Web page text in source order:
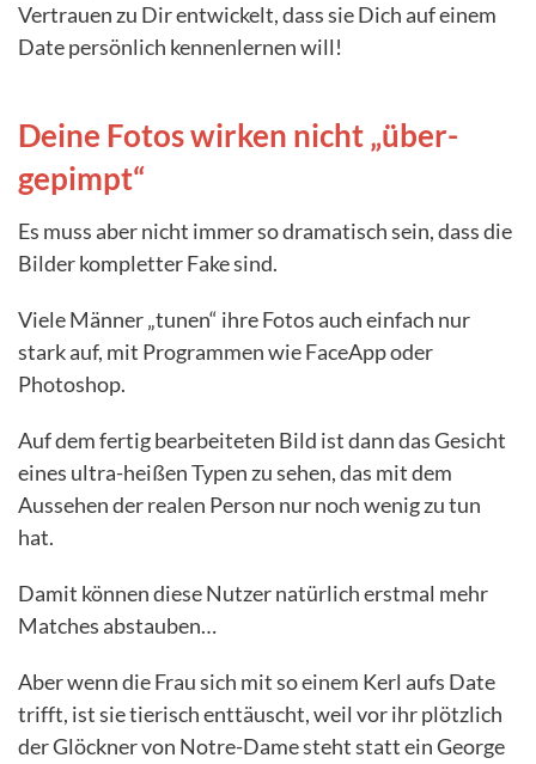
Vertrauen zu Dir entwickelt, dass sie Dich auf einem
Date persönlich kennenlernen will!
Deine Fotos wirken nicht „über-
gepimpt“
Es muss aber nicht immer so dramatisch sein, dass die
Bilder kompletter Fake sind.
Viele Männer „tunen“ ihre Fotos auch einfach nur
stark auf, mit Programmen wie FaceApp oder
Photoshop.
Auf dem fertig bearbeiteten Bild ist dann das Gesicht
eines ultra-heißen Typen zu sehen, das mit dem
Aussehen der realen Person nur noch wenig zu tun
hat.
Damit können diese Nutzer natürlich erstmal mehr
Matches abstauben…
Aber wenn die Frau sich mit so einem Kerl aufs Date
trifft, ist sie tierisch enttäuscht, weil vor ihr plötzlich
der Glöckner von Notre-Dame steht statt ein George